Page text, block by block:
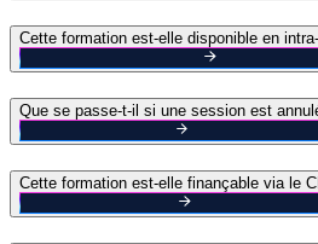
Cette formation est-elle disponible en
Que se passe-t-il si une session est
Cette formation est-elle finançable via le